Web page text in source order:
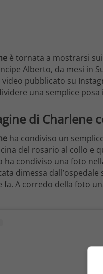
è tornata a mostrarsi
Alberto, da mesi in
pubblicato su
una semplice
di Charlene
ha condiviso un
del rosario al collo e
ha condiviso una foto
dimessa
A corredo della foto